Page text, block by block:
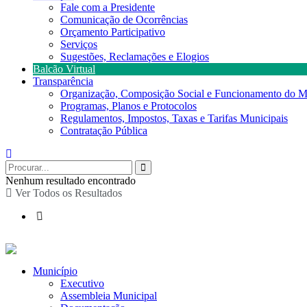
Fale com a Presidente
Comunicação de Ocorrências
Orçamento Participativo
Serviços
Sugestões, Reclamações e Elogios
Balcão Virtual
Transparência
Organização, Composição Social e Funcionamento do
Programas, Planos e Protocolos
Regulamentos, Impostos, Taxas e Tarifas Municipais
Contratação Pública
Nenhum resultado encontrado
Ver Todos os Resultados
Município
Executivo
Assembleia Municipal